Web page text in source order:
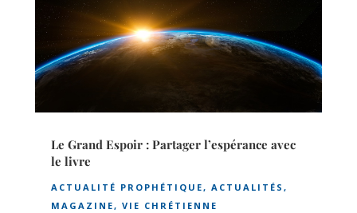
Le Grand Espoir : Partager l’espérance avec
le livre
ACTUALITÉ PROPHÉTIQUE, ACTUALITÉS ,
MAGAZINE, VIE CHRÉTIENNE